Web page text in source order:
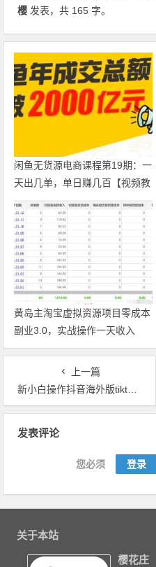
樱 发表，共 165 字。
闲鱼无货源电商课程第19期：一
天出几单，单日赚几百【视频教
黄岛主淘宝虚拟资源项目零成本
副业3.0，实战操作一天收入
100+【视频教程】
上一篇
新小白操作抖音海外版tiktok，3天从0到10000粉丝撸美金实战【视频教程】
发表评论
您必须 登录
关于本站
樱花庄